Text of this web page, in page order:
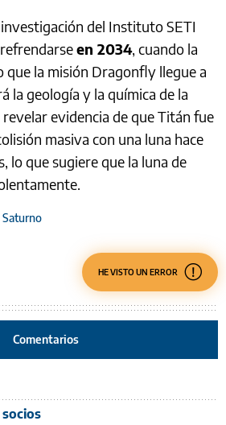
del Instituto SETI
en 2034, cuando la
la misión Dragonfly llegue a
la geología y la química de la
evidencia de que Titán fue
masiva con una luna hace
lo que sugiere que la luna de
Saturno
HE VISTO UN ERROR
Comentarios